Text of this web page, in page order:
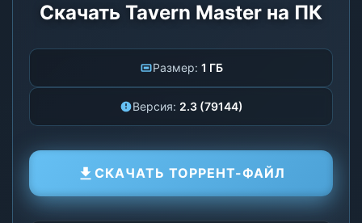
Скачать Tavern Master на ПК
Размер: 1 ГБ
Версия: 2.3 (79144)
СКАЧАТЬ ТОРРЕНТ-ФАЙЛ